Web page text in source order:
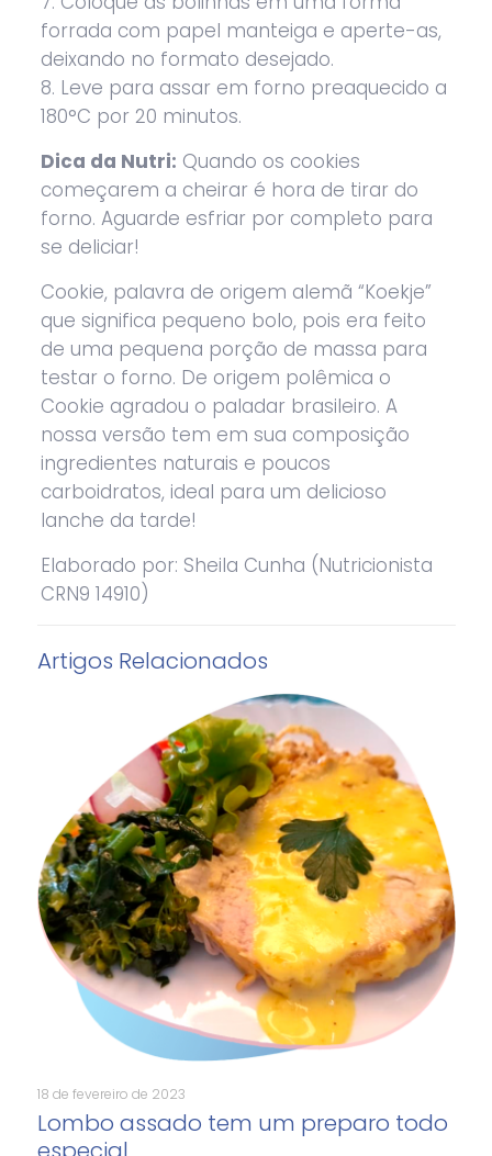
forrada com papel manteiga e aperte-as,
deixando no formato desejado.
8. Leve para assar em forno preaquecido a
180°C por 20 minutos.
Dica da Nutri: Quando os cookies
começarem a cheirar é hora de tirar do
forno. Aguarde esfriar por completo para
se deliciar!
Cookie, palavra de origem alemã “Koekje”
que significa pequeno bolo, pois era feito
de uma pequena porção de massa para
testar o forno. De origem polêmica o
Cookie agradou o paladar brasileiro. A
nossa versão tem em sua composição
ingredientes naturais e poucos
carboidratos, ideal para um delicioso
lanche da tarde!
Elaborado por: Sheila Cunha (Nutricionista
CRN9 14910)
Artigos Relacionados
18 de fevereiro de 2023
Lombo assado tem um preparo todo